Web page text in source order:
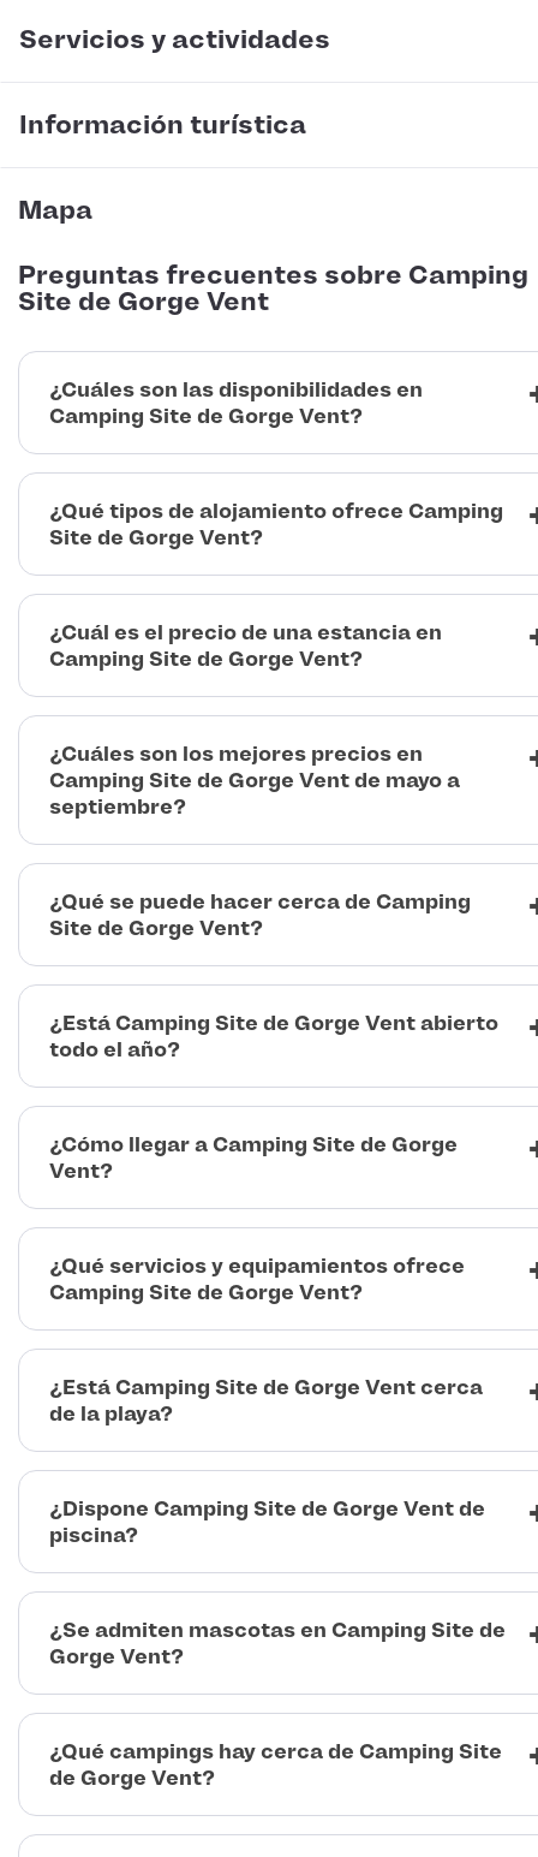
Servicios y actividades
Información turística
Mapa
Preguntas frecuentes sobre Camping
Site de Gorge Vent
¿Cuáles son las disponibilidades en
Camping Site de Gorge Vent?
¿Qué tipos de alojamiento ofrece Camping
Site de Gorge Vent?
¿Cuál es el precio de una estancia en
Camping Site de Gorge Vent?
¿Cuáles son los mejores precios en
Camping Site de Gorge Vent de mayo a
septiembre?
¿Qué se puede hacer cerca de Camping
Site de Gorge Vent?
¿Está Camping Site de Gorge Vent abierto
todo el año?
¿Cómo llegar a Camping Site de Gorge
Vent?
¿Qué servicios y equipamientos ofrece
Camping Site de Gorge Vent?
¿Está Camping Site de Gorge Vent cerca
de la playa?
¿Dispone Camping Site de Gorge Vent de
piscina?
¿Se admiten mascotas en Camping Site de
Gorge Vent?
¿Qué campings hay cerca de Camping Site
de Gorge Vent?